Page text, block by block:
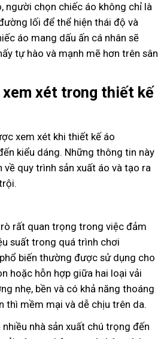
người chọn chiếc áo không chỉ là
lối để thể hiện thái độ và
áo mang dấu ấn cá nhân sẽ
tự hào và mạnh mẽ hơn trên sân
xem xét trong thiết kế
xem xét khi thiết kế áo
kiểu dáng. Những thông tin này
về quy trình sản xuất áo và tạo ra
rất quan trọng trong việc đảm
suất trong quá trình chơi
biến thường được sử dụng cho
hoặc hỗn hợp giữa hai loại vải
nhẹ, bền và có khả năng thoáng
thì mềm mại và dễ chịu trên da.
nhà sản xuất chú trọng đến